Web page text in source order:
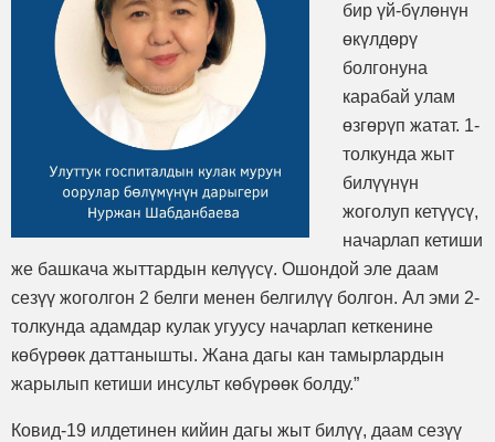
бир үй-бүлөнүн
өкүлдөрү
болгонуна
карабай улам
өзгөрүп жатат. 1-
толкунда жыт
билүүнүн
жоголуп кетүүсү,
начарлап кетиши
же башкача жыттардын келүүсү. Ошондой эле даам
сезүү жоголгон 2 белги менен белгилүү болгон. Ал эми 2-
толкунда адамдар кулак угуусу начарлап кеткенине
көбүрөөк даттанышты. Жана дагы кан тамырлардын
жарылып кетиши инсульт көбүрөөк болду.”
Ковид-19 илдетинен кийин дагы жыт билүү, даам сезүү